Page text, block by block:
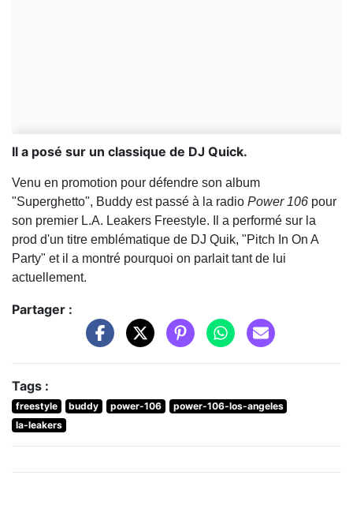
Il a posé sur un classique de DJ Quick.
Venu en promotion pour défendre son album
"Superghetto", Buddy est passé à la radio Power 106 pour
son premier L.A. Leakers Freestyle. Il a performé sur la
prod d'un titre emblématique de DJ Quik, "Pitch In On A
Party" et il a montré pourquoi on parlait tant de lui
actuellement.
Partager :
Tags :
freestyle buddy power-106
power-106-los-angeles
la-leakers